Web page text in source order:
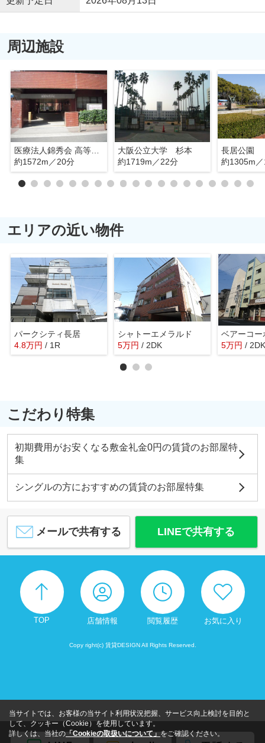
周辺施設
医療法人錦秀会 高等看護学院
約1572m／20分
大阪公立大学 杉本
約1719m／22分
長居公園
約1305m
エリアの近い物件
パークシティ長居
4.8万円 / 1R
シャトーエメラルド
5万円 / 2DK
ベアーコー
5万円 / 2DK
こだわり特集
初期費用がお安くなる敷金礼金0円の賃貸のお部屋特
集
シングルの方におすすめの賃貸のお部屋特集
メールで共有する LINEで共有する
TOP 店舗情報 閲覧履歴 お気に入り
Copy right(c) 賃貸DESIGN All Rights Reserved.
当サイトでは、お客様の当サイト利用状況把握、サービス向上検討を目的と
して、クッキー（Cookie）を使用しています。
詳しくは、当社の 「Cookieの取扱いについて」 をご確認ください。